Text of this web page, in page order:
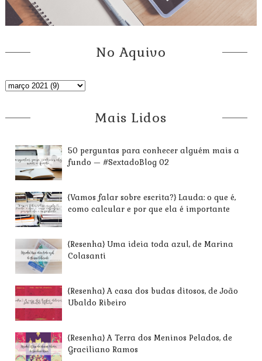
No Aquivo
Mais Lidos
50 perguntas para conhecer alguém mais a
fundo — #SextadoBlog 02
{Vamos falar sobre escrita?} Lauda: o que é,
como calcular e por que ela é importante
{Resenha} Uma ideia toda azul, de Marina
Colasanti
{Resenha} A casa dos budas ditosos, de João
Ubaldo Ribeiro
{Resenha} A Terra dos Meninos Pelados, de
Graciliano Ramos